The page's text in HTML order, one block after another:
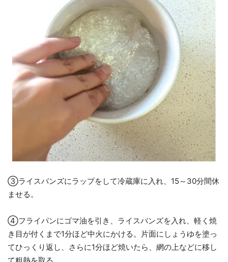
③ライスバンズにラップをして冷蔵庫に入れ、15～30分間休
ませる。
④フライパンにゴマ油を引き、ライスバンズを入れ、軽く焼
き目が付くまで1分ほど中火にかける。片面にしょうゆを塗っ
てひっくり返し、さらに1分ほど焼いたら、網の上などに移し